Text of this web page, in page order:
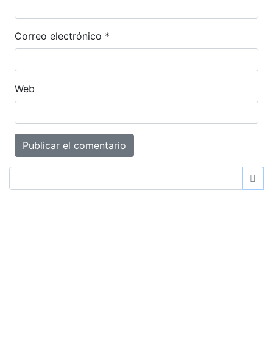
Correo electrónico *
Web